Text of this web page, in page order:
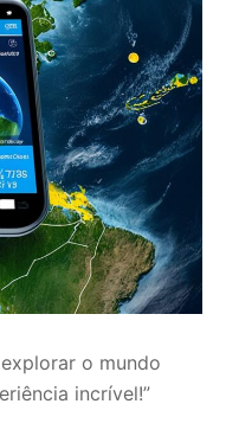
o mundo
incrível!”